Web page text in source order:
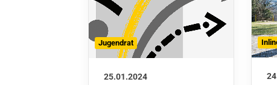
Jugendrat
25.01.2024